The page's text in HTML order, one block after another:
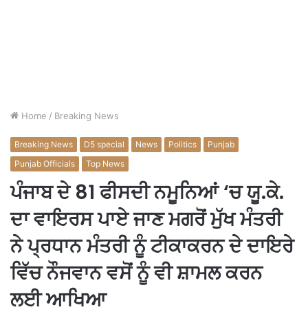
Home / Breaking News
Breaking News D5 special News Politics
Punjab
Punjab Officials
Top News
ਪੰਜਾਬ ਦੇ 81 ਫੀਸਦੀ ਨਮੂਨਿਆਂ ‘ਚ ਯੂ.ਕੇ.
ਦਾ ਵਾਇਰਸ ਪਾਏ ਜਾਣ ਮਗਰੋਂ ਮੁੱਖ ਮੰਤਰੀ
ਨੇ ਪ੍ਰਧਾਨ ਮੰਤਰੀ ਨੂੰ ਟੀਕਾਕਰਨ ਦੇ ਦਾਇਰੇ
ਵਿੱਚ ਨੌਜਵਾਨ ਵਸੋਂ ਨੂੰ ਵੀ ਸ਼ਾਮਲ ਕਰਨ
ਲਈ ਆਖਿਆ